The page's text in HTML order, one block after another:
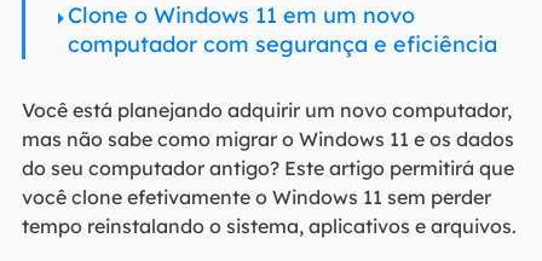
Clone o Windows 11 em um novo
computador com segurança e eficiência
Você está planejando adquirir um novo computador,
mas não sabe como migrar o Windows 11 e os dados
do seu computador antigo? Este artigo permitirá que
você clone efetivamente o Windows 11 sem perder
tempo reinstalando o sistema, aplicativos e arquivos.